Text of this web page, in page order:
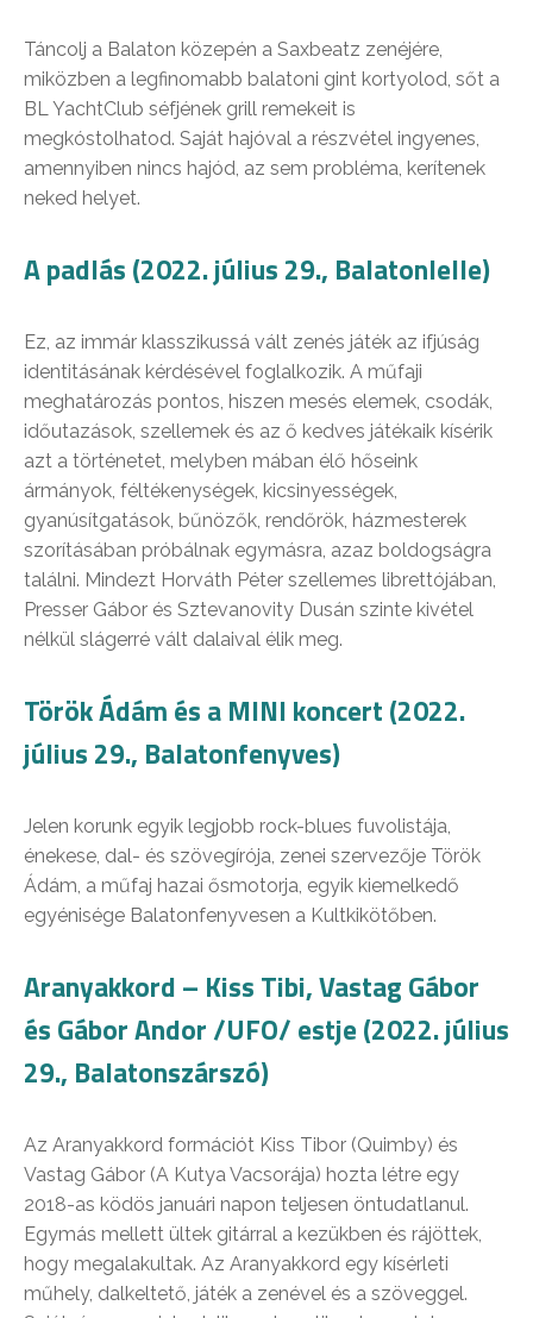
Táncolj a Balaton közepén a Saxbeatz zenéjére,
miközben a legfinomabb balatoni gint kortyolod, sőt a
BL YachtClub séfjének grill remekeit is
megkóstolhatod. Saját hajóval a részvétel ingyenes,
amennyiben nincs hajód, az sem probléma, kerítenek
neked helyet.
A padlás (2022. július 29., Balatonlelle)
Ez, az immár klasszikussá vált zenés játék az ifjúság
identitásának kérdésével foglalkozik. A műfaji
meghatározás pontos, hiszen mesés elemek, csodák,
időutazások, szellemek és az ő kedves játékaik kísérik
azt a történetet, melyben mában élő hőseink
ármányok, féltékenységek, kicsinyességek,
gyanúsítgatások, bűnözők, rendőrök, házmesterek
szorításában próbálnak egymásra, azaz boldogságra
találni. Mindezt Horváth Péter szellemes librettójában,
Presser Gábor és Sztevanovity Dusán szinte kivétel
nélkül slágerré vált dalaival élik meg.
Török Ádám és a MINI koncert (2022.
július 29., Balatonfenyves)
Jelen korunk egyik legjobb rock-blues fuvolistája,
énekese, dal- és szövegírója, zenei szervezője Török
Ádám, a műfaj hazai ősmotorja, egyik kiemelkedő
egyénisége Balatonfenyvesen a Kultkikötőben.
Aranyakkord – Kiss Tibi, Vastag Gábor
és Gábor Andor /UFO/ estje (2022. július
29., Balatonszárszó)
Az Aranyakkord formációt Kiss Tibor (Quimby) és
Vastag Gábor (A Kutya Vacsorája) hozta létre egy
2018-as ködös januári napon teljesen öntudatlanul.
Egymás mellett ültek gitárral a kezükben és rájöttek,
hogy megalakultak. Az Aranyakkord egy kísérleti
műhely, dalkeltető, játék a zenével és a szöveggel.